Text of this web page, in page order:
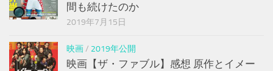
間も続けたのか
2019年7月15日
映画/ 2019年公開
映画【ザ・ファブル】感想 原作とイメー